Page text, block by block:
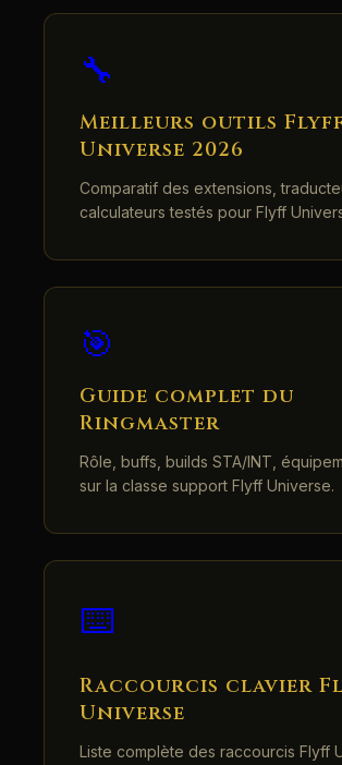
🔧
Meilleurs outils Flyff
Universe 2026
Comparatif des extensions,
calculateurs testés pour Flyff
🎯
Guide complet du
Ringmaster
Rôle, buffs, builds STA/INT,
sur la classe support Flyff Universe.
⌨️
Raccourcis clavier
Universe
Liste complète des raccourcis Flyff